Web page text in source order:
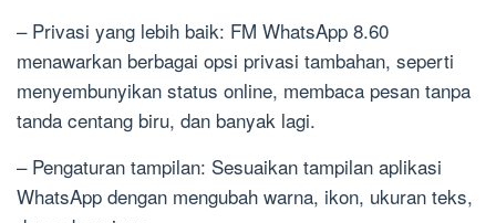
– Privasi yang lebih baik: FM WhatsApp 8.60
menawarkan berbagai opsi privasi tambahan, seperti
menyembunyikan status online, membaca pesan tanpa
tanda centang biru, dan banyak lagi.
– Pengaturan tampilan: Sesuaikan tampilan aplikasi
WhatsApp dengan mengubah warna, ikon, ukuran teks,